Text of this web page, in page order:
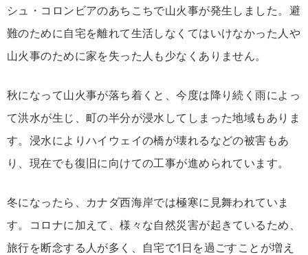
シュ・コロンビアのあちこちで山火事が発生しました。避
難のために自宅を離れて生活しなくてはいけなかった人や
山火事のために家を失った人も少なくありません。
秋になって山火事が落ち着くと、今度は降り続く雨によっ
て洪水が生じ、町の半分が浸水してしまった地域もありま
す。浸水によりハイウェイの橋が壊れるなどの被害もあ
り、現在でも復旧に向けての工事が進められています。
冬になったら、カナダ西海岸では極寒に見舞われていま
す。コロナに加えて、様々な自然災害が起きているため、
旅行を断念する人が多く、自宅で1日を過ごすことが増え